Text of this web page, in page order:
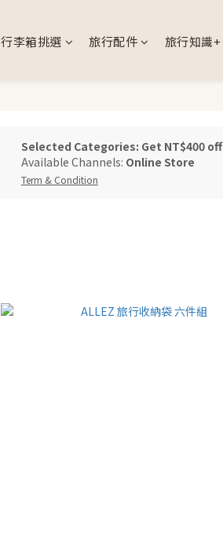
行李箱挑選 旅行配件 旅行知識+
Selected Categories: Get NT$400
Available Channels: Online Store
Term & Condition